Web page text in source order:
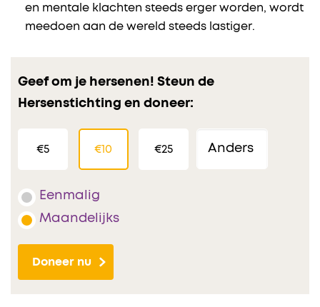
en mentale klachten steeds erger worden, wordt
meedoen aan de wereld steeds lastiger.
Geef om je hersenen! Steun de
Hersenstichting en doneer:
€5 €10 €25
Eenmalig
Maandelijks
Doneer nu